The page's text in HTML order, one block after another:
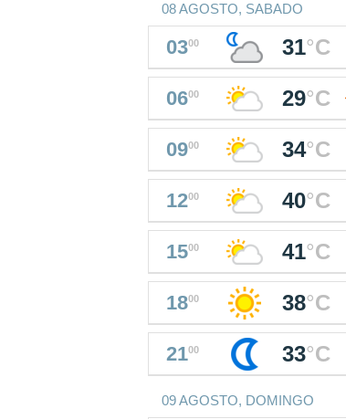
08 AGOSTO, SABADO
0300 31°C
0600 29°C
0900 34°C
1200 40°C
1500 41°C
1800 38°C
2100 33°C
09 AGOSTO, DOMINGO